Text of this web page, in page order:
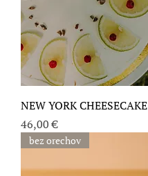
NEW YORK CHEESECAKE
Cena
46,00 €
bez orechov